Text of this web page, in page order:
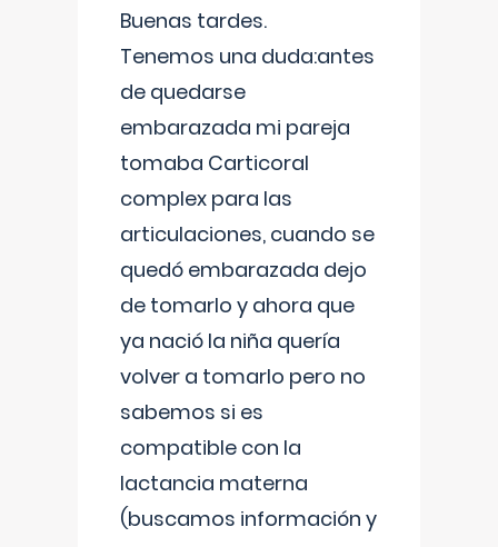
Buenas tardes.
Tenemos una duda:antes
de quedarse
embarazada mi pareja
tomaba Carticoral
complex para las
articulaciones, cuando se
quedó embarazada dejo
de tomarlo y ahora que
ya nació la niña quería
volver a tomarlo pero no
sabemos si es
compatible con la
lactancia materna
(buscamos información y